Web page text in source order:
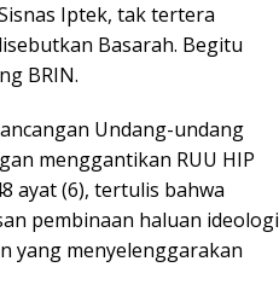
Iptek, tak tertera
Basarah. Begitu
BRIN.
Undang-undang
menggantikan RUU HIP
ayat (6), tertulis bahwa
pembinaan haluan ideologi
yang menyelenggarakan